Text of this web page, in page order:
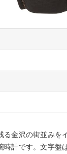
る金沢の街並みを
時計です。文字盤